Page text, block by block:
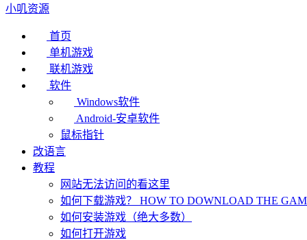
小叽资源
首页
单机游戏
联机游戏
软件
Windows软件
Android-安卓软件
鼠标指针
改语言
教程
网站无法访问的看这里
如何下载游戏？ HOW TO DOWNLOAD THE
如何安装游戏（绝大多数）
如何打开游戏